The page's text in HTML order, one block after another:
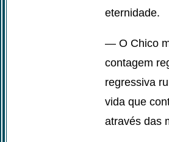
eternidade.
— O Chico
contagem
regressiva
vida que
através das